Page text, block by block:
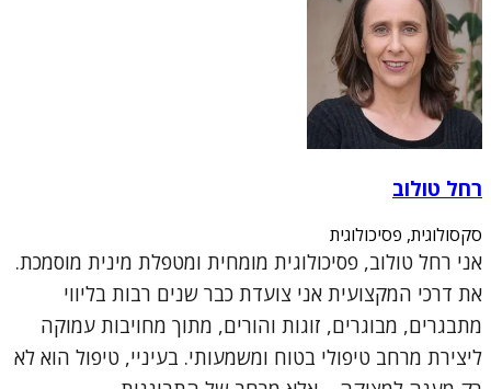
רחל טולוב
סקסולוגית, פסיכולוגית
אני רחל טולוב, פסיכולוגית מומחית ומטפלת מינית מוסמכת.
את דרכי המקצועית אני צועדת כבר שנים רבות בליווי
מתבגרים, מבוגרים, זוגות והורים, מתוך מחויבות עמוקה
ליצירת מרחב טיפולי בטוח ומשמעותי. בעיניי, טיפול הוא לא